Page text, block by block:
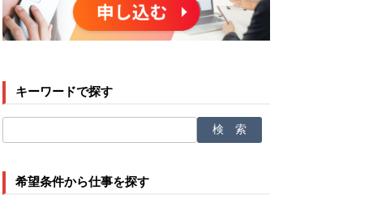
キーワードで探す
希望条件から仕事を探す